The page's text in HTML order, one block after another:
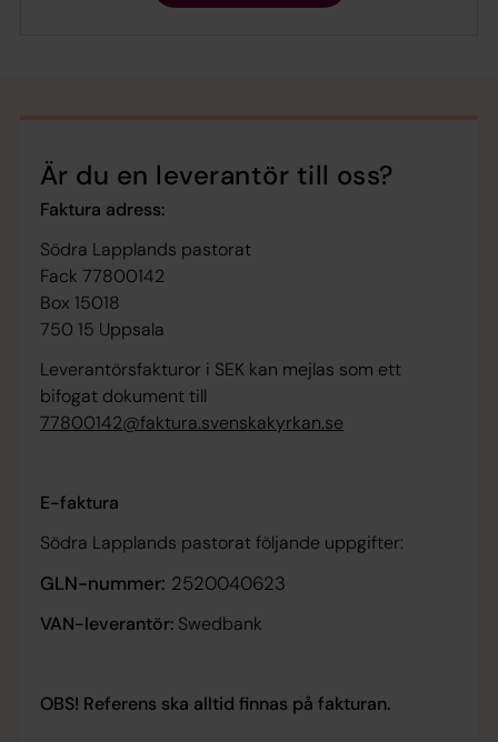
Är du en leverantör till oss?
Faktura adress:
Södra Lapplands pastorat
Fack 77800142
Box 15018
750 15 Uppsala
Leverantörsfakturor i SEK kan mejlas som ett
bifogat dokument till
77800142@faktura.svenskakyrkan.se
E-faktura
Södra Lapplands pastorat följande uppgifter:
GLN-nummer: 2520040623
VAN-leverantör: Swedbank
OBS! Referens ska alltid finnas på fakturan.